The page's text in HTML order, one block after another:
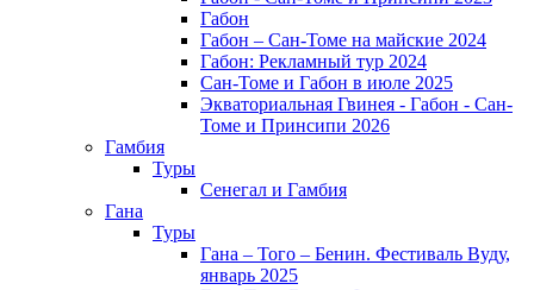
Габон
Габон – Сан-Томе на майские 2024
Габон: Рекламный тур 2024
Сан-Томе и Габон в июле 2025
Экваториальная Гвинея - Габон - Сан-
Томе и Принсипи 2026
Гамбия
Туры
Сенегал и Гамбия
Гана
Туры
Гана – Того – Бенин. Фестиваль Вуду,
январь 2025